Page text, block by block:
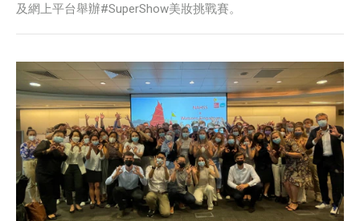
及網上平台舉辦#SuperShow美妝挑戰賽。